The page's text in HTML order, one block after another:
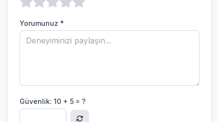
Yorumunuz *
Güvenlik: 10 + 5 = ?